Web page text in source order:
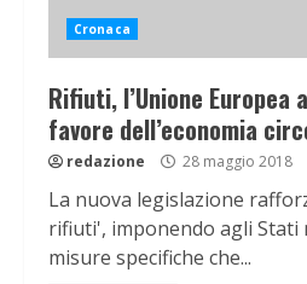
Cronaca
Rifiuti, l’Unione Europea
favore dell’economia
redazione 28 maggio 2018
La nuova legislazione
rifiuti', imponendo agli Stati
misure specifiche che...